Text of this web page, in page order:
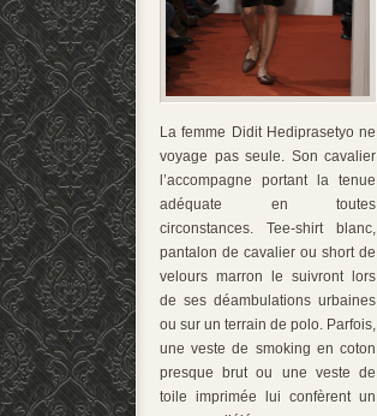
La femme Didit Hediprasetyo ne
voyage pas seule. Son cavalier
l’accompagne portant la tenue
adéquate en toutes
circonstances. Tee-shirt blanc,
pantalon de cavalier ou short de
velours marron le suivront lors
de ses déambulations urbaines
ou sur un terrain de polo. Parfois,
une veste de smoking en coton
presque brut ou une veste de
toile imprimée lui confèrent un